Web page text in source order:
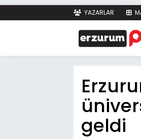
YAZARLAR
geldi